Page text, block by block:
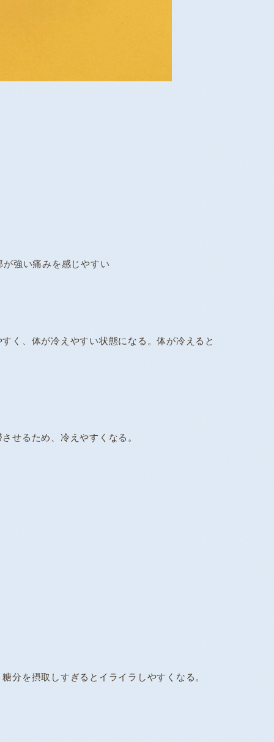
強い痛みを感じやすい
く、体が冷えやすい状態になる。体が冷えると
せるため、冷えやすくなる。
分を摂取しすぎるとイライラしやすくなる。